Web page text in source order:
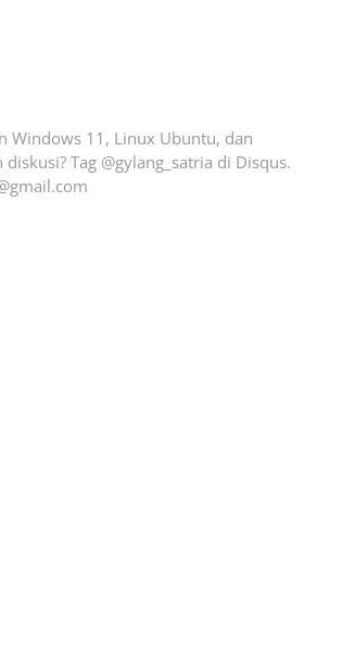
Windows 11, Linux Ubuntu, dan
Tag @gylang_satria di Disqus.